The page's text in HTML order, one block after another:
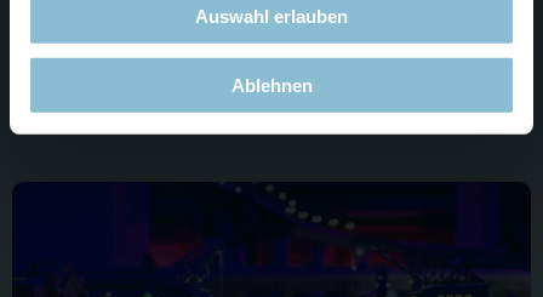
Auswahl erlauben
Ablehnen
Die neue Beleuchtung der HafenCity würde diesen Bereich in